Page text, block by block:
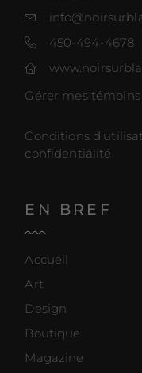
450-494-4678
Gérer mes témoins
Conditions
confidentialité
EN BREF
Accueil
Art
Design
Boutique
Magazine